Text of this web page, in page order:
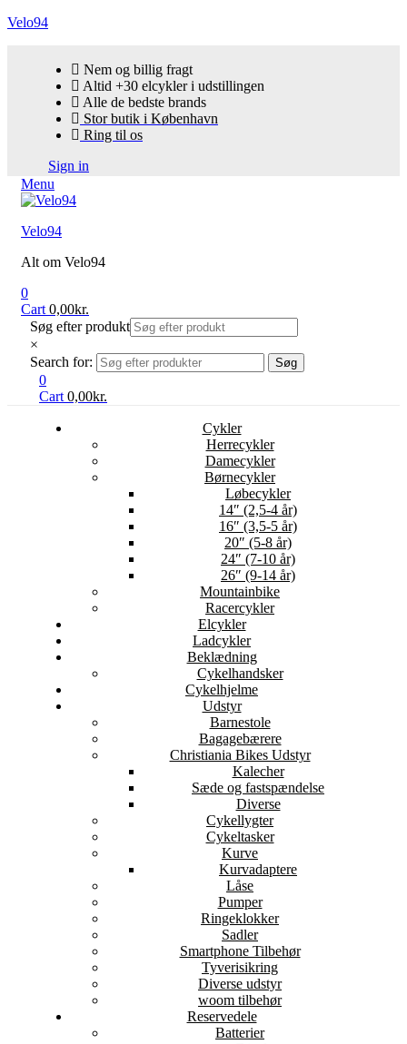
Velo94
Nem og billig fragt
Altid +30 elcykler i udstillingen
Alle de bedste brands
Stor butik i København
Ring til os
Sign in
Menu
Velo94
Alt om Velo94
0
Cart 0,00kr.
Søg efter produkt
×
Search for:
Søg
0
Cart 0,00kr.
Cykler
Herrecykler
Damecykler
Børnecykler
Løbecykler
14″ (2,5-4 år)
16″ (3,5-5 år)
20″ (5-8 år)
24″ (7-10 år)
26″ (9-14 år)
Mountainbike
Racercykler
Elcykler
Ladcykler
Beklædning
Cykelhandsker
Cykelhjelme
Udstyr
Barnestole
Bagagebærere
Christiania Bikes Udstyr
Kalecher
Sæde og fastspændelse
Diverse
Cykellygter
Cykeltasker
Kurve
Kurvadaptere
Låse
Pumper
Ringeklokker
Sadler
Smartphone Tilbehør
Tyverisikring
Diverse udstyr
woom tilbehør
Reservedele
Batterier